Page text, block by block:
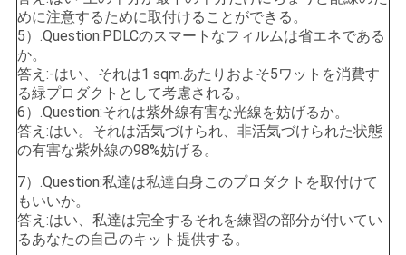
めに注意するために取付けることができる。
5）.Question:PDLCのスマートなフィルムは省エネである
か。
答え:-はい、それは1 sqm.あたりおよそ5ワットを消費す
る緑プロダクトとして考慮される。
6）.Question:それは紫外線有害な光線を妨げるか。
答え:はい。それは活気づけられ、非活気づけられた状態
の有害な紫外線の98%妨げる。
7）.Question:私達は私達自身このプロダクトを取付けて
もいいか。
答え:はい、私達は完全するそれを練習の部分が付いてい
るあなたの自己のキット提供する。